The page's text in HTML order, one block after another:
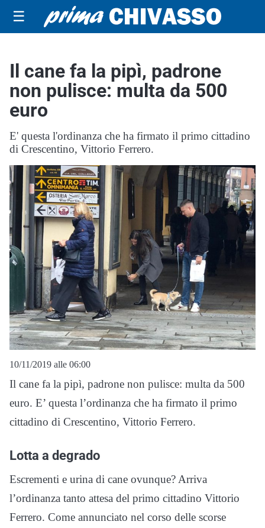
☰
Il cane fa la pipì, padrone
non pulisce: multa da 500
euro
E' questa l'ordinanza che ha firmato il primo cittadino
di Crescentino, Vittorio Ferrero.
10/11/2019 alle 06:00
Il cane fa la pipì, padrone non pulisce: multa da 500
euro. E’ questa l’ordinanza che ha firmato il primo
cittadino di Crescentino, Vittorio Ferrero.
Lotta a degrado
Escrementi e urina di cane ovunque? Arriva
l’ordinanza tanto attesa del primo cittadino Vittorio
Ferrero. Come annunciato nel corso delle scorse